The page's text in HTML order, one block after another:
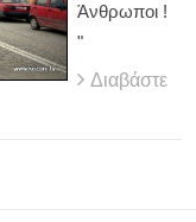
Άνθρωποι !
"
Διαβάστε